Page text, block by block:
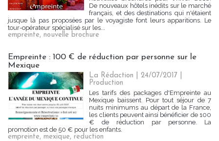
De nouveaux hôtels inédits sur le marché
français, et des destinations qui n'étaient
jusque là pas proposées par le voyagiste font leurs apparitions. Le
tour-opérateur spécialisé sur les...
empreinte, nouvelle brochure
Empreinte : 100 € de réduction par personne sur le
Mexique
La Rédaction | 24/07/2017
Production
Les tarifs des packages d'Empreinte au
Mexique baissent. Pour tout séjour de 7
nuits minimums au départ de la France,
les clients peuvent ainsi bénéficier de 100
€ de réduction par personne. La
promotion est de 50 € pour les enfants.
empreinte, mexique, reduction